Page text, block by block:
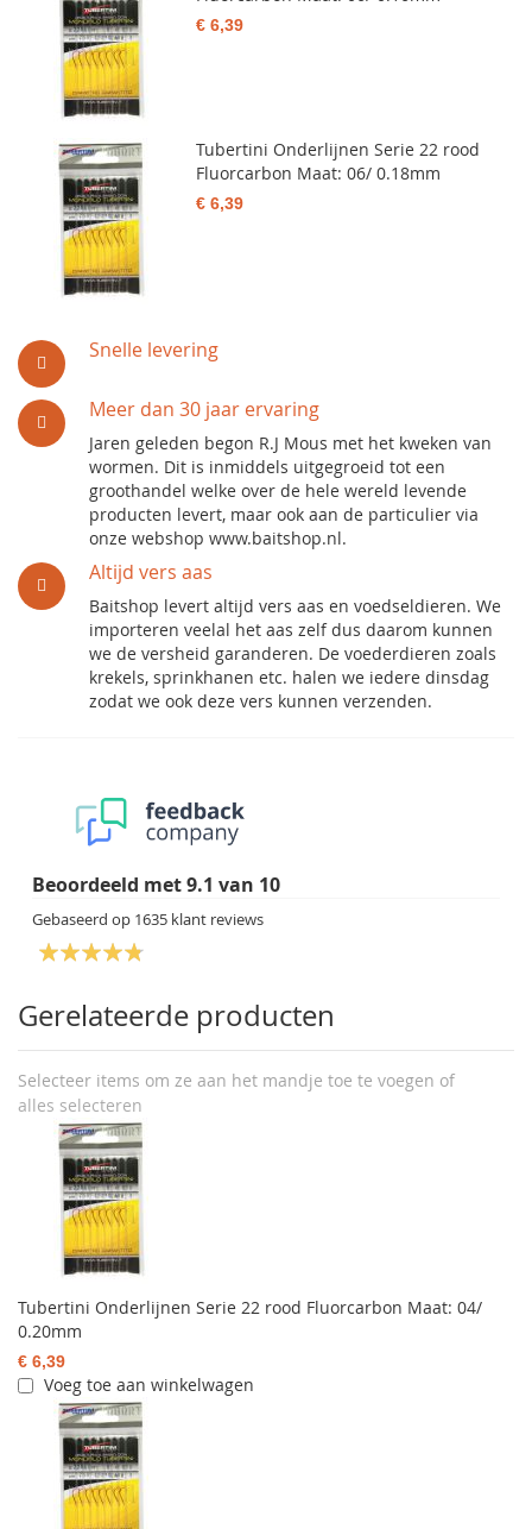
Snelle levering
Meer dan 30 jaar ervaring
Jaren geleden begon R.J Mous met het kweken van
wormen. Dit is inmiddels uitgegroeid tot een
groothandel welke over de hele wereld levende
producten levert, maar ook aan de particulier via
onze webshop www.baitshop.nl.
Altijd vers aas
Baitshop levert altijd vers aas en voedseldieren. We
importeren veelal het aas zelf dus daarom kunnen
we de versheid garanderen. De voederdieren zoals
krekels, sprinkhanen etc. halen we iedere dinsdag
zodat we ook deze vers kunnen verzenden.
Beoordeeld met9.1 van 10
Gebaseerd op 1635 klant reviews
Gerelateerde producten
Selecteer items om ze aan het mandje toe te voegen of
alles selecteren
Tubertini Onderlijnen Serie 22 rood Fluorcarbon Maat: 04/
0.20mm
€ 6,39
Voeg toe aan winkelwagen
€ 6,39
Tubertini Onderlijnen Serie 22 rood
Fluorcarbon Maat: 06/ 0.18mm
€ 6,39